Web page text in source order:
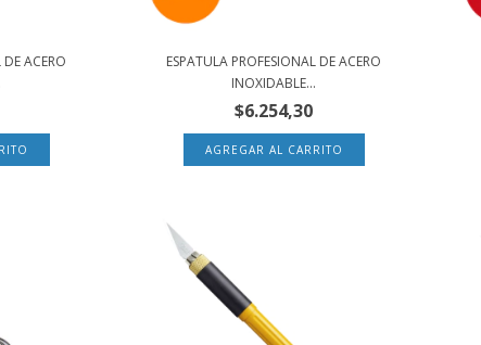
ACERO
ESPATULA PROFESIONAL DE ACERO
INOXIDABLE...
$6.254,30